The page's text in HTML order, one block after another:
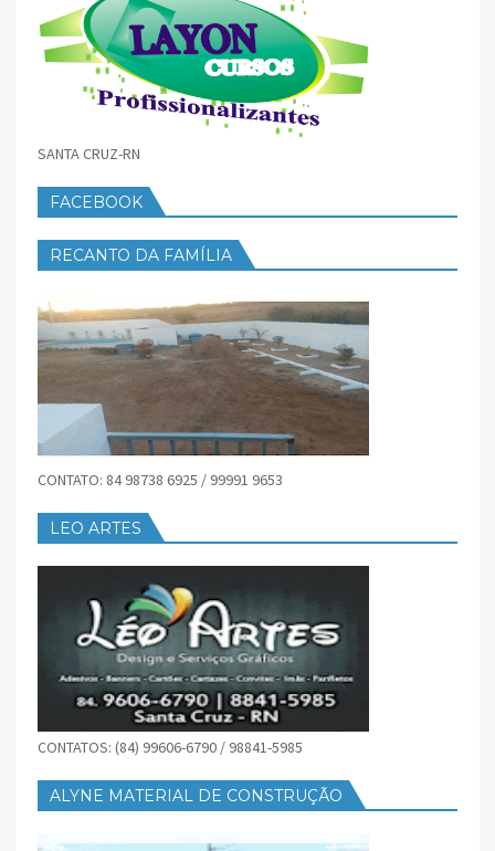
SANTA CRUZ-RN
FACEBOOK
RECANTO DA FAMÍLIA
CONTATO: 84 98738 6925 / 99991 9653
LEO ARTES
CONTATOS: (84) 99606-6790 / 98841-5985
ALYNE MATERIAL DE CONSTRUÇÃO